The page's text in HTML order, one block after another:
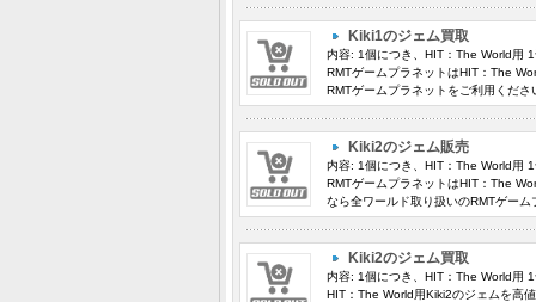
Kiki1のジェム買取
内容: 1個につき、HIT：The World用
RMTゲームプラネットはHIT：The
RMTゲームプラネットをご利用くだ
Kiki2のジェム販売
内容: 1個につき、HIT：The World用
RMTゲームプラネットはHIT：The
なら全ワールド取り扱いのRMTゲー
Kiki2のジェム買取
内容: 1個につき、HIT：The World用
HIT：The World用Kiki2のジェムを高